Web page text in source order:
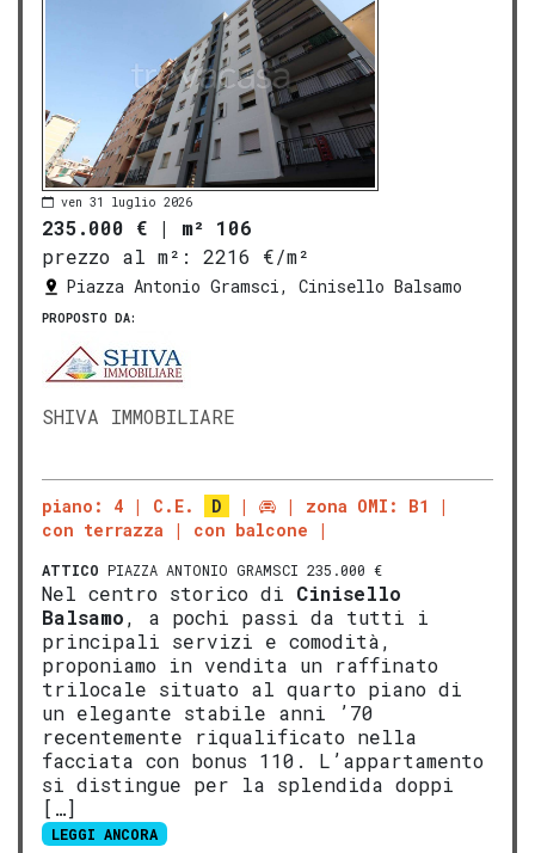
ven 31 luglio 2026
235.000 € | m² 106
prezzo al m²:
2216 €/m²
Piazza Antonio Gramsci, Cinisello Balsamo
PROPOSTO DA:
SHIVA IMMOBILIARE
piano: 4 C.E. D
zona OMI: B1
con terrazza
con balcone
ATTICO PIAZZA ANTONIO GRAMSCI 235.000 €
Nel centro storico di Cinisello
Balsamo, a pochi passi da tutti i
principali servizi e comodità,
proponiamo in vendita un raffinato
trilocale situato al quarto piano di
un elegante stabile anni ’70
recentemente riqualificato nella
facciata con bonus 110. L’appartamento
si distingue per la splendida doppi
[…]
LEGGI ANCORA